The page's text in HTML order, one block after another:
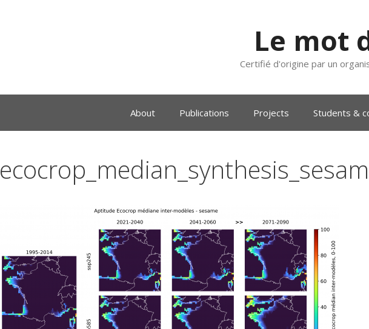
Le mot
Certifié d'origine par un
About Publications Projects Students &